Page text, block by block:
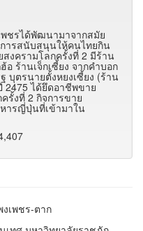
พชรได้พัฒนามาจากสมัย
ารสนับสนุนให้คนไทยกิน
สงครามโลกครั้งที่ 2 มีร้าน
อ ร้านเจ็กเซี้ยง จากคำบอก
บุตรนายตั้งหยงเซี้ยง (ร้าน
2475 ได้ยึดอาชีพขาย
รั้งที่ 2 กิจการขาย
หารญี่ปุ่นที่เข้ามาใน
เพชร-ตาก